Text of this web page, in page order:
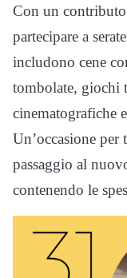
Con un contributo
partecipare a
includono cene
tombolate, giochi
cinematografiche
Un’occasione per
passaggio al
contenendo le